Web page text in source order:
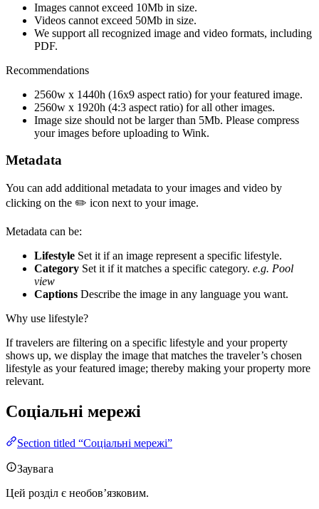
Images cannot exceed 10Mb in size.
Videos cannot exceed 50Mb in size.
We support all recognized image and video formats, including
PDF.
Recommendations
2560w x 1440h (16x9 aspect ratio) for your featured image.
2560w x 1920h (4:3 aspect ratio) for all other images.
Image size should not be larger than 5Mb. Please compress
your images before uploading to Wink.
Metadata
You can add additional metadata to your images and video by
clicking on the ✏️ icon next to your image.
Metadata can be:
Lifestyle Set it if an image represent a specific lifestyle.
Category Set it if it matches a specific category. e.g. Pool
view
Captions Describe the image in any language you want.
Why use lifestyle?
If travelers are filtering on a specific lifestyle and your property
shows up, we display the image that matches the traveler’s chosen
lifestyle as your featured image; thereby making your property more
relevant.
Соціальні мережі
Section titled “Соціальні мережі”
Заувага
Цей розділ є необов’язковим.